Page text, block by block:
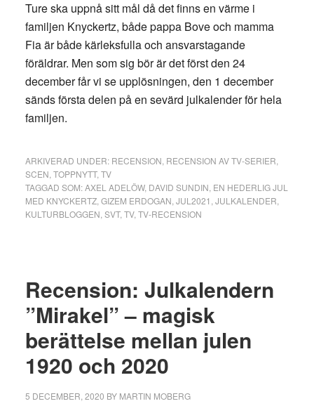
Ture ska uppnå sitt mål då det finns en värme i
familjen Knyckertz, både pappa Bove och mamma
Fia är både kärleksfulla och ansvarstagande
föräldrar. Men som sig bör är det först den 24
december får vi se upplösningen, den 1 december
sänds första delen på en sevärd julkalender för hela
familjen.
ARKIVERAD UNDER: RECENSION RECENSION AV TV-SERIER
SCEN TOPPNYTT, TV
TAGGAD SOM:AXEL ADELÖW, DAVID SUNDIN EN HEDERLIG JUL
MED KNYCKERTZ, GIZEM ERDOGAN JUL2021 JULKALENDER
KULTURBLOGGEN SVT, TV, TV-RECENSION
Recension: Julkalendern
”Mirakel” – magisk
berättelse mellan julen
1920 och 2020
5 DECEMBER, 2020 BY MARTIN MOBERG